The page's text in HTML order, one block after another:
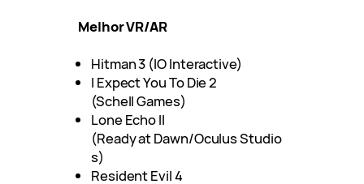
Melhor VR/AR
Hitman 3 (IO Interactive)
I Expect You To Die 2
(Schell Games)
Lone Echo II
(Ready at Dawn/Oculus Studio
s)
Resident Evil 4